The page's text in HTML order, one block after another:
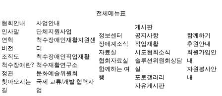
국제 교류/개
발 협력사업
전체메뉴표
협회안내
인사말
연혁
비전
조직도
척수장애란?
정관
찾아오시는
길
사업안내
단체지원사업
척수장애인재활지원센
터
척수장애인직업재활
척수재활연구소
문화예술위원회
국제 교류/개발 협력사
업
정보센터
장애계소식
자료실
협회자료실
함께하는 여
행
게시판
공지사항
직업재활
시도협회소식
솔루션위원회상담
실
포토갤러리
자유게시판
함께하기
후원안내
회원가입안
내
자원봉사안
내